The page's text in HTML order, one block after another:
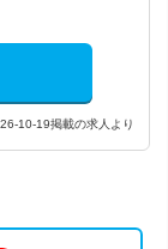
10-19掲載の求人より